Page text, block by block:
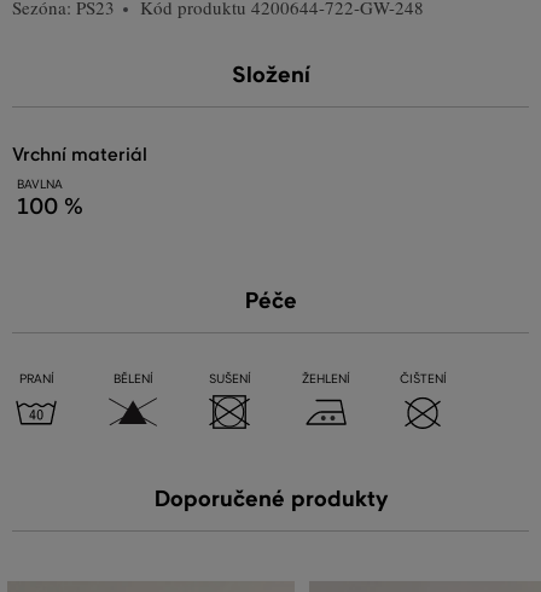
Sezóna: PS23 Kód produktu 4200644-722-GW-248
Složení
vrchní materiál
BAVLNA
100 %
Péče
PRANÍ BĚLENÍ SUŠENÍ ŽEHLENÍ ČIŠTENÍ
Doporučené produkty